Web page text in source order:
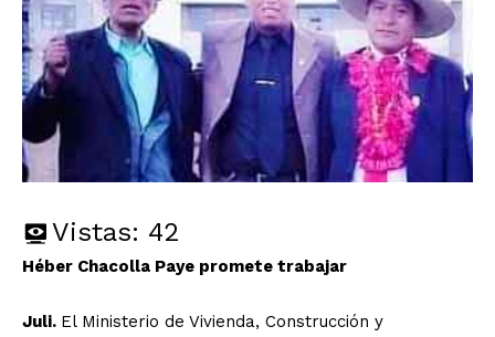
Vistas: 42
Héber Chacolla Paye promete trabajar
Juli. El Ministerio de Vivienda, Construcción y